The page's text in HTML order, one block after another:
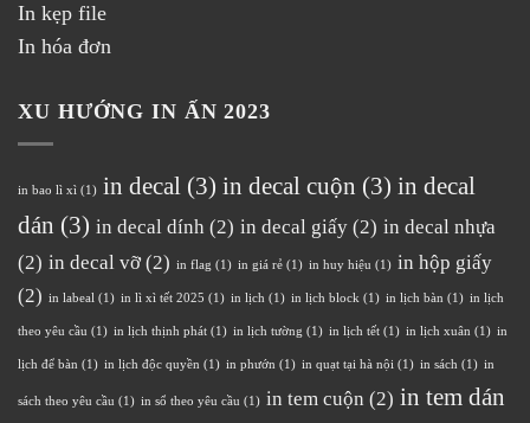
In kẹp file
In hóa đơn
XU HƯỚNG IN ẤN 2023
in bao lì xì (1) in decal (3) in decal cuộn (3) in decal
dán (3) in decal dính (2) in decal giấy (2) in decal nhựa
(2) in decal vỡ(2) in flag (1) in giá rẻ (1) in huy hiệu (1) in hộp giấy
(2) in labeal (1) in lì xì tết 2025 (1) in lịch (1) in lịch block (1) in lịch bàn (1) in lịch
theo yêu cầu (1) in lịch thịnh phát (1) in lịch tường (1) in lịch tết (1) in lịch xuân (1) in
lịch để bàn (1) in lịch độc quyền (1) in phướn (1) in quạt tại hà nội (1) in sách (1) in
sách theo yêu cầu (1) in sổ theo yêu cầu (1) in tem cuộn (2) in tem dán